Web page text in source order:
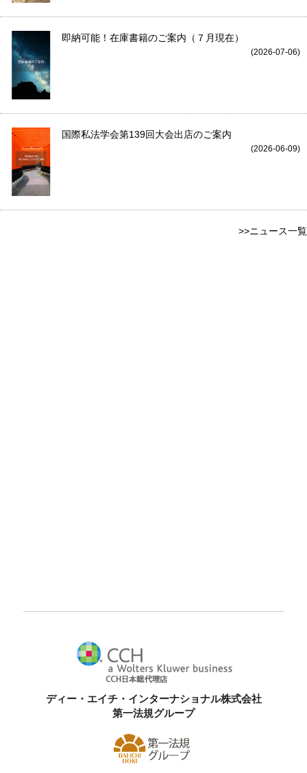
即納可能！在庫書籍のご案内（７月現在）
(2026-07-06)
国際私法学会第139回大会出店のご案内
(2026-06-09)
>>ニュース一覧
ディー・エイチ・インターナショナル株式会社
第一法規グループ